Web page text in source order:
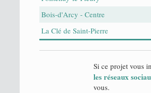
Bois-d'Arcy - Centre
La Clé de Saint-Pierre
Si ce projet vous
les réseaux
vous.